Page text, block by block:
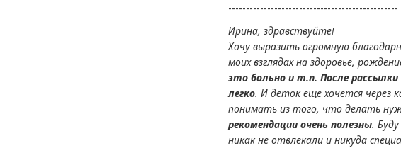
------------------------------------------------
Ирина, здравствуйте!
Хочу выразить огромную
моих взглядах на здоровье,
это больно и т.п. После
легко. И деток еще хочется через
понимать из того, что делать
рекомендации очень полезны.
никак не отвлекали и никуда